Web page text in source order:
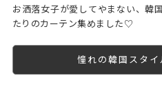
お洒落女子が愛してやまない、韓
たりのカーテン集めました♡
憧れの韓国スタイ